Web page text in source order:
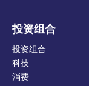
投资组合
投资组合
科技
消费